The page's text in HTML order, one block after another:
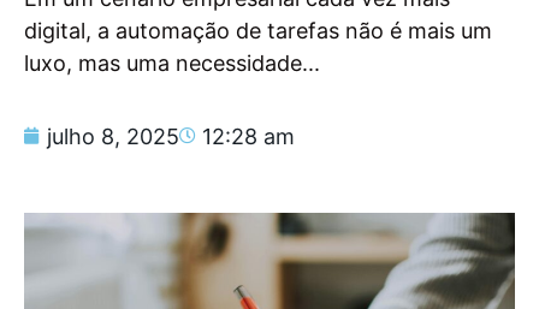
digital, a automação de tarefas não é mais um
luxo, mas uma necessidade...
julho 8, 2025 12:28 am